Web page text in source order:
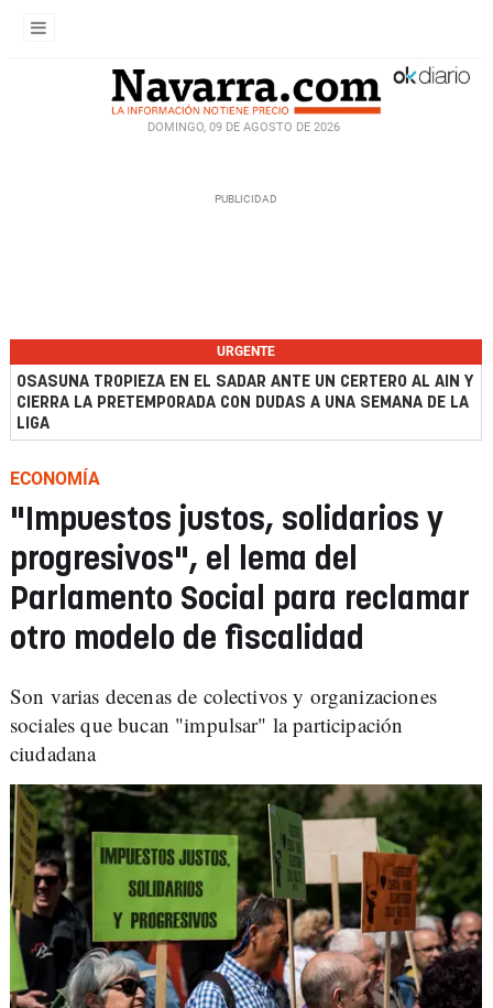
DOMINGO, 09 DE AGOSTO DE 2026
URGENTE
OSASUNA TROPIEZA EN EL SADAR ANTE UN CERTERO AL AIN Y
CIERRA LA PRETEMPORADA CON DUDAS A UNA SEMANA DE LA
LIGA
ECONOMÍA
"Impuestos justos, solidarios y
progresivos", el lema del
Parlamento Social para reclamar
otro modelo de fiscalidad
Son varias decenas de colectivos y organizaciones
sociales que bucan "impulsar" la participación
ciudadana